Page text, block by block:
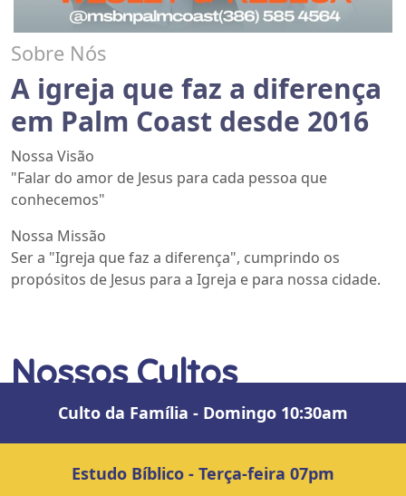
Sobre Nós
A igreja que faz a diferença
em Palm Coast desde 2016
Nossa Visão
"Falar do amor de Jesus para cada pessoa que
conhecemos"
Nossa Missão
Ser a "Igreja que faz a diferença", cumprindo os
propósitos de Jesus para a Igreja e para nossa cidade.
Nossos Cultos
Culto da Família - Domingo 10:30am
Estudo Bíblico - Terça-feira 07pm